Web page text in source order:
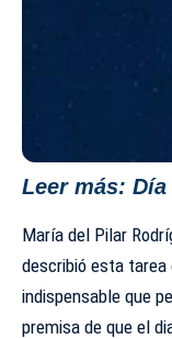
Leer más:
María del Pilar
describió esta tarea
indispensable que
premisa de que el